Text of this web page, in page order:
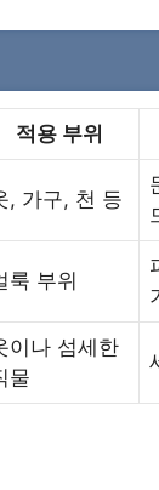
적용 부위
, 가구, 천 등
룩 부위
이나 섬세한
물